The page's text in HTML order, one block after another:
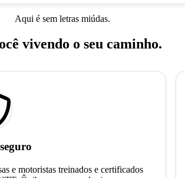
Aqui é sem letras miúdas.
vivendo o seu caminho.
e motoristas treinados e certificados